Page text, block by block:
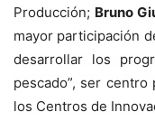
Producción; Bruno
mayor participación
desarrollar los
pescado”, ser
los Centros de